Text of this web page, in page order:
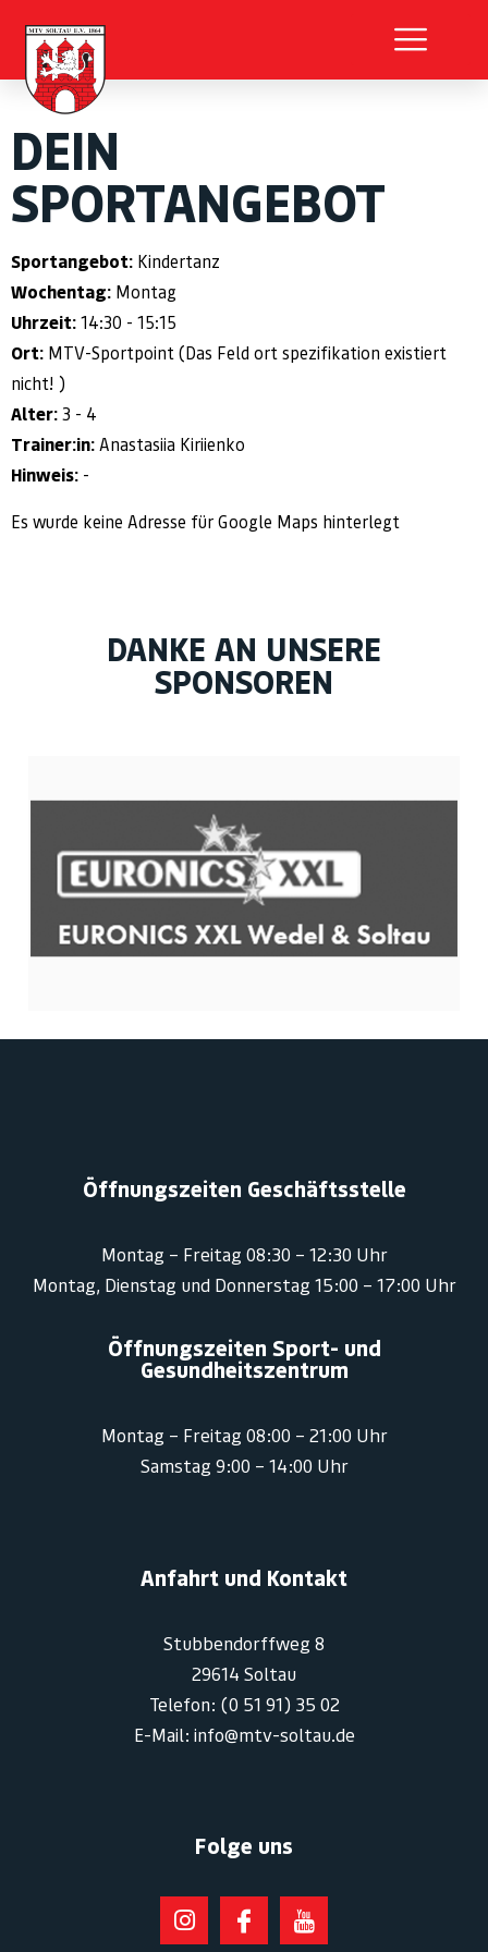
DEIN
SPORTANGEBOT
Sportangebot: Kindertanz
Wochentag: Montag
Uhrzeit: 14:30 - 15:15
Ort: MTV-Sportpoint (Das Feld ort spezifikation existiert
nicht! )
Alter: 3 - 4
Trainer:in: Anastasiia Kiriienko
Hinweis: -
Es wurde keine Adresse für Google Maps hinterlegt
DANKE AN UNSERE
SPONSOREN
Öffnungszeiten Geschäftsstelle
Montag – Freitag 08:30 – 12:30 Uhr
Montag, Dienstag und Donnerstag 15:00 – 17:00 Uhr
Öffnungszeiten Sport- und
Gesundheitszentrum
Montag – Freitag 08:00 – 21:00 Uhr
Samstag 9:00 – 14:00 Uhr
Anfahrt und Kontakt
Stubbendorffweg 8
29614 Soltau
Telefon: (0 51 91) 35 02
E-Mail: info@mtv-soltau.de
Folge uns